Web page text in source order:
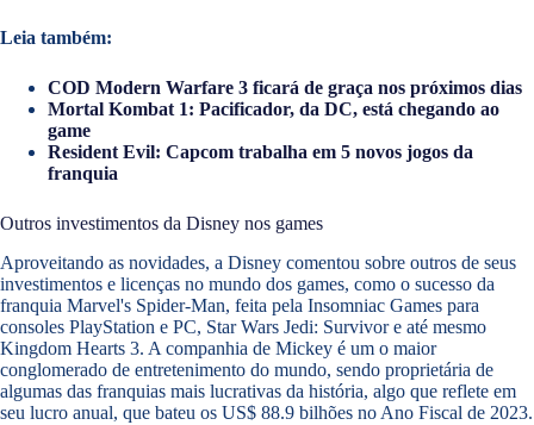
Leia também:
COD Modern Warfare 3 ficará de graça nos próximos dias
Mortal Kombat 1: Pacificador, da DC, está chegando ao
game
Resident Evil: Capcom trabalha em 5 novos jogos da
franquia
Outros investimentos da Disney nos games
Aproveitando as novidades, a Disney comentou sobre outros de seus
investimentos e licenças no mundo dos games, como o sucesso da
franquia Marvel's Spider-Man, feita pela Insomniac Games para
consoles PlayStation e PC, Star Wars Jedi: Survivor e até mesmo
Kingdom Hearts 3. A companhia de Mickey é um o maior
conglomerado de entretenimento do mundo, sendo proprietária de
algumas das franquias mais lucrativas da história, algo que reflete em
seu lucro anual, que bateu os US$ 88.9 bilhões no Ano Fiscal de 2023.